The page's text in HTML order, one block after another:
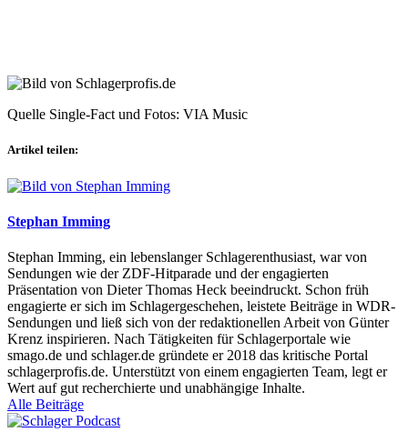
Quelle Single-Fact und Fotos: VIA Music
Artikel teilen:
Stephan Imming
Stephan Imming, ein lebenslanger Schlagerenthusiast, war von
Sendungen wie der ZDF-Hitparade und der engagierten
Präsentation von Dieter Thomas Heck beeindruckt. Schon früh
engagierte er sich im Schlagergeschehen, leistete Beiträge in WDR-
Sendungen und ließ sich von der redaktionellen Arbeit von Günter
Krenz inspirieren. Nach Tätigkeiten für Schlagerportale wie
smago.de und schlager.de gründete er 2018 das kritische Portal
schlagerprofis.de. Unterstützt von einem engagierten Team, legt er
Wert auf gut recherchierte und unabhängige Inhalte.
Alle Beiträge